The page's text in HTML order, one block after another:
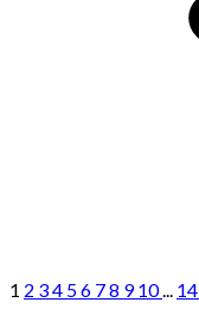
1 2 34 56 78 910... 14